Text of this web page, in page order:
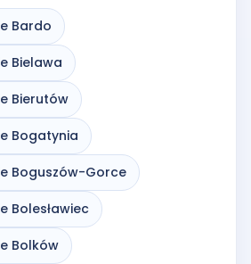
Bardo
Bielawa
Bierutów
Bogatynia
Boguszów-Gorce
Bolesławiec
Bolków